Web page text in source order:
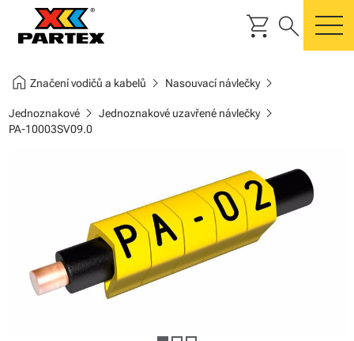
shopping_cart search
home Značení vodičů a kabelů chevron_right Nasouvací návlečkychevron_right
Jednoznakovéchevron_right Jednoznakové uzavřené návlečkychevron_right
PA-10003SV09.0